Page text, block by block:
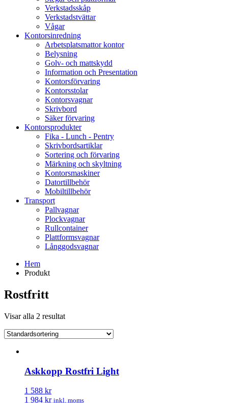
Verkstadsskåp
Verkstadstvättar
Vågar
Kontorsinredning
Arbetsplatsmattor kontor
Belysning
Golv- och mattskydd
Information och Presentation
Kontorsförvaring
Kontorsstolar
Kontorsvagnar
Skrivbord
Säker förvaring
Kontorsprodukter
Fika - Lunch - Pentry
Skrivbordsartiklar
Sortering och förvaring
Märkning och skyltning
Kontorsmaskiner
Datortillbehör
Mobiltillbehör
Transport
Pallvagnar
Plockvagnar
Rullcontainer
Plattformsvagnar
Långgodsvagnar
Hem
Produkt
Rostfritt
Visar alla 2 resultat
Askkopp Rostfri Light
1 588 kr
1 984 kr inkl. moms